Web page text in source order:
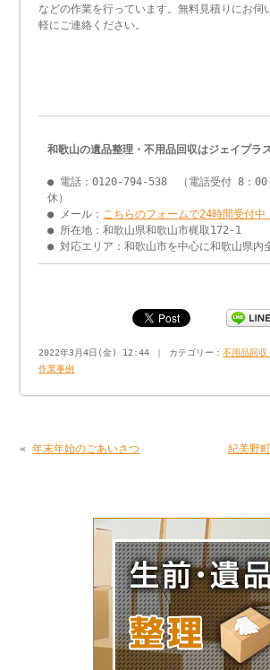
などの作業を行っています。無料見積りにお伺
軽にご連絡ください。
和歌山の遺品整理・不用品回収はジェイプラ
● 電話：0120-794-538 （電話受付 8：00
休）
● メール： こちらのフォームで24時間受付
● 所在地：和歌山県和歌山市梶取172-1
● 対応エリア：和歌山市を中心に和歌山県内
2022年3月4日(金) 12:44 ｜ カテゴリー：不用品回収
作業事例
«年末年始のごあいさつ 紀美野